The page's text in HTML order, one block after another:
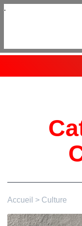
Aller
Accueil > Culture